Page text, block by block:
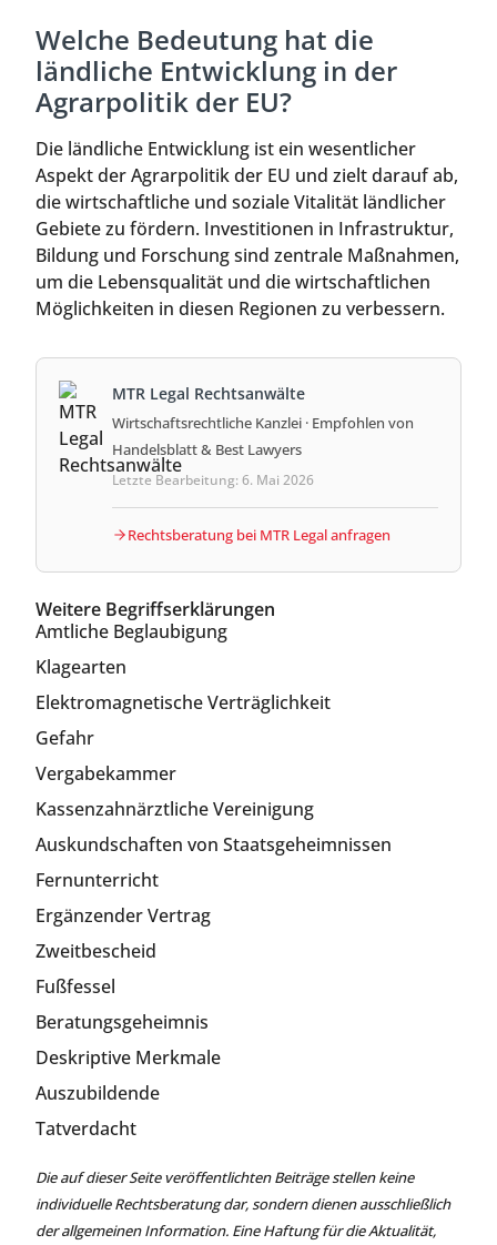
Welche Bedeutung hat die
ländliche Entwicklung in der
Agrarpolitik der EU?
Die ländliche Entwicklung ist ein wesentlicher
Aspekt der Agrarpolitik der EU und zielt darauf ab,
die wirtschaftliche und soziale Vitalität ländlicher
Gebiete zu fördern. Investitionen in Infrastruktur,
Bildung und Forschung sind zentrale Maßnahmen,
um die Lebensqualität und die wirtschaftlichen
Möglichkeiten in diesen Regionen zu verbessern.
MTR Legal Rechtsanwälte
Wirtschaftsrechtliche Kanzlei · Empfohlen von
Handelsblatt & Best Lawyers
Letzte Bearbeitung: 6. Mai 2026
Rechtsberatung bei MTR Legal anfragen
Weitere Begriffserklärungen
Amtliche Beglaubigung
Klagearten
Elektromagnetische Verträglichkeit
Gefahr
Vergabekammer
Kassenzahnärztliche Vereinigung
Auskundschaften von Staatsgeheimnissen
Fernunterricht
Ergänzender Vertrag
Zweitbescheid
Fußfessel
Beratungsgeheimnis
Deskriptive Merkmale
Auszubildende
Tatverdacht
Die auf dieser Seite veröffentlichten Beiträge stellen keine
individuelle Rechtsberatung dar, sondern dienen ausschließlich
der allgemeinen Information. Eine Haftung für die Aktualität,